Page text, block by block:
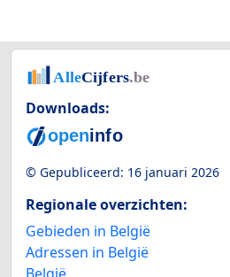
Downloads:
© Gepubliceerd: 16 januari 2026
Regionale overzichten:
Gebieden in België
Adressen in België